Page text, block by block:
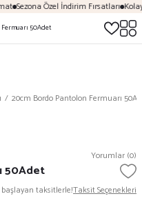
Sezona Özel İndirim Fırsatları
20cm Bordo Pantolon Fermuarı
Yorumlar (0)
50Adet
taksitlerle!Taksit Seçenekleri